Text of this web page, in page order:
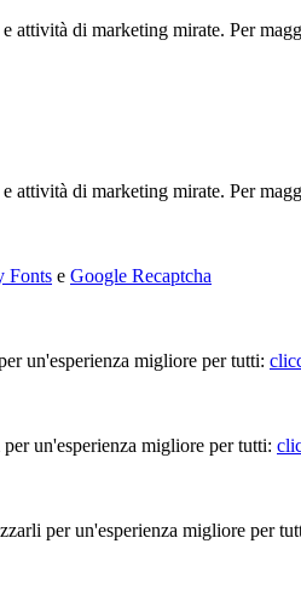
di marketing mirate. Per
di marketing mirate. Per
Fonts e Google Recaptcha
un'esperienza migliore per tutti:
un'esperienza migliore per tutti:
per un'esperienza migliore per